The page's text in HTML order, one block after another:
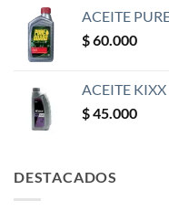
ACEITE
$60.000
ACEITE
$45.000
DESTACADOS